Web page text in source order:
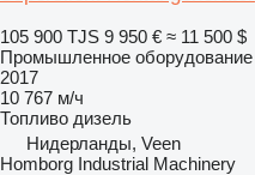
105 900 TJS 9 950 € ≈ 11 500 $
Промышленное оборудование
2017
10 767 м/ч
Топливо дизель
Нидерланды, Veen
Homborg Industrial Machinery